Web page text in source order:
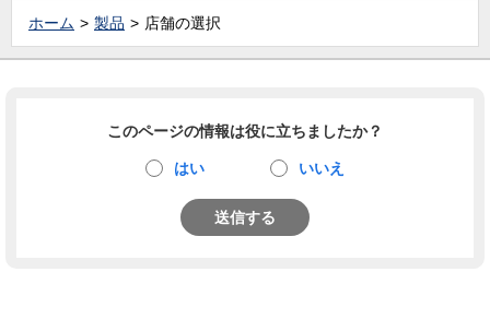
ホーム 製品 店舗の選択
このページの情報は役に立ちましたか？
はい いいえ
送信する